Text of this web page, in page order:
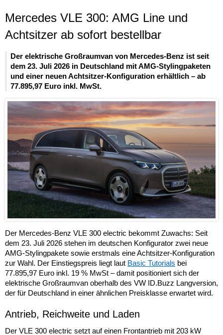
Mercedes VLE 300: AMG Line und
Achtsitzer ab sofort bestellbar
Der elektrische Großraumvan von Mercedes-Benz ist seit
dem 23. Juli 2026 in Deutschland mit AMG-Stylingpaketen
und einer neuen Achtsitzer-Konfiguration erhältlich – ab
77.895,97 Euro inkl. MwSt.
Der Mercedes-Benz VLE 300 electric bekommt Zuwachs: Seit
dem 23. Juli 2026 stehen im deutschen Konfigurator zwei neue
AMG-Stylingpakete sowie erstmals eine Achtsitzer-Konfiguration
zur Wahl. Der Einstiegspreis liegt laut Basic Tutorials bei
77.895,97 Euro inkl. 19 % MwSt – damit positioniert sich der
elektrische Großraumvan oberhalb des VW ID.Buzz Langversion,
der für Deutschland in einer ähnlichen Preisklasse erwartet wird.
Antrieb, Reichweite und Laden
Der VLE 300 electric setzt auf einen Frontantrieb mit 203 kW